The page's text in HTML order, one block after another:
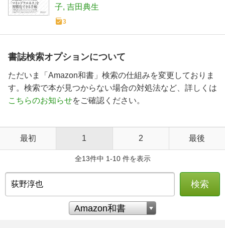
子 吉田典生
3
書誌検索オプションについて
ただいま「Amazon和書」検索の仕組みを変更しておりま
す。検索で本が見つからない場合の対処法など、詳しくは
こちらのお知らせをご確認ください。
最初 1 2 最後
全13件中 1-10 件を表示
検索